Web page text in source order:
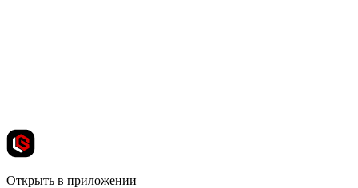
Открыть в приложении